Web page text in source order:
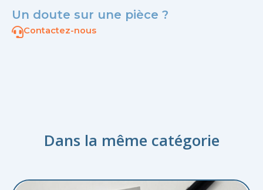
Un doute sur une pièce ?
Contactez-nous
Dans la même catégorie